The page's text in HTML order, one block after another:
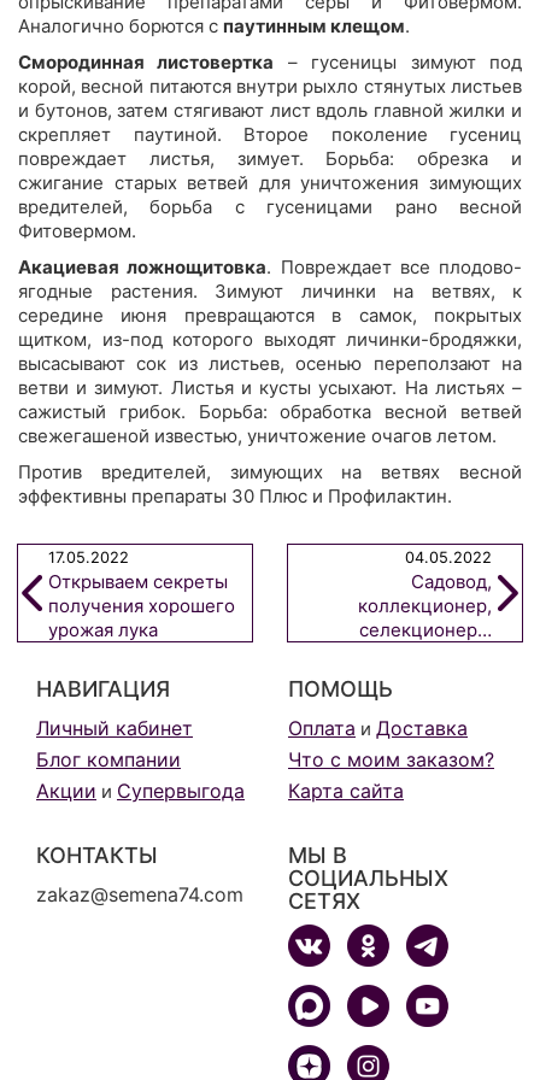
Аналогично борются с паутинным клещом.
Смородинная листовертка – гусеницы зимуют под
корой, весной питаются внутри рыхло стянутых листьев
и бутонов, затем стягивают лист вдоль главной жилки и
скрепляет паутиной. Второе поколение гусениц
повреждает листья, зимует. Борьба: обрезка и
сжигание старых ветвей для уничтожения зимующих
вредителей, борьба с гусеницами рано весной
Фитовермом.
Акациевая ложнощитовка. Повреждает все плодово-
ягодные растения. Зимуют личинки на ветвях, к
середине июня превращаются в самок, покрытых
щитком, из-под которого выходят личинки-бродяжки,
высасывают сок из листьев, осенью переползают на
ветви и зимуют. Листья и кусты усыхают. На листьях –
сажистый грибок. Борьба: обработка весной ветвей
свежегашеной известью, уничтожение очагов летом.
Против вредителей, зимующих на ветвях весной
эффективны препараты 30 Плюс и Профилактин.
17.05.2022
Открываем секреты
получения хорошего
урожая лука
однолетней культуре
из семян
04.05.2022
Садовод,
коллекционер,
селекционер…
НАВИГАЦИЯ
Личный кабинет
Блог компании
Акции и Супервыгода
ПОМОЩЬ
Оплата и Доставка
Что с моим заказом?
Карта сайта
КОНТАКТЫ
zakaz@semena74.com
МЫ В
СОЦИАЛЬНЫХ
СЕТЯХ